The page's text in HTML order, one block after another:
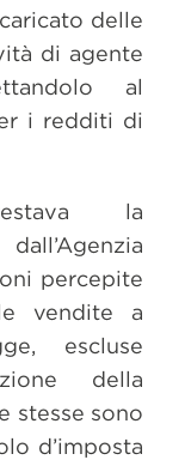
delle
di agente
al
i redditi di
la
percepite
vendite a
escluse
della
stesse sono
d’imposta